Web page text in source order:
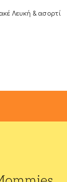
Λευκή & ασορτί